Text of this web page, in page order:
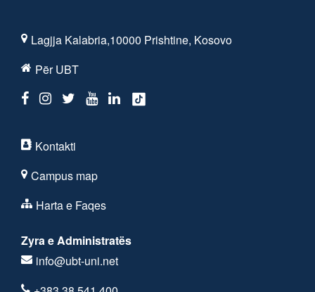
Lagjja Kalabria,10000 Prishtine, Kosovo
Për UBT
Kontakti
Campus map
Harta e Faqes
Zyra e Administratës
info@ubt-uni.net